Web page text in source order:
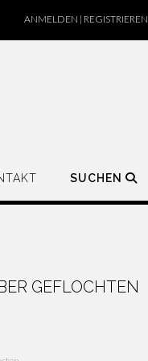
ANMELDEN | REGISTRIEREN
SUCHEN
GEFLOCHTEN